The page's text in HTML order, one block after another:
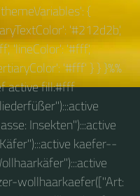
{
'#212d2b',
'lineColor': '#fff',
'#fff' } } }%%
active fill:#fff
Insekten"):::active
kaefer--
wollhaarkaefer(["Art: